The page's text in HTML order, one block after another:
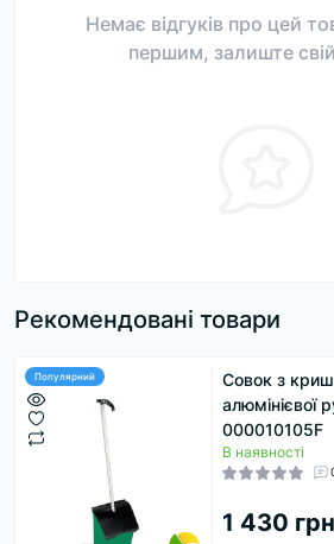
Немає відгуків про цей
першим, залиште свій
Рекомендовані товари
Популярний
Совок з
алюмінієвої
000010105F
В наявності
1 430 грн